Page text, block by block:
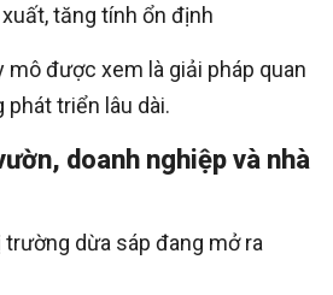
tăng tính ổn định
mô được xem là giải pháp quan
triển lâu dài.
doanh nghiệp và nhà
dừa sáp đang mở ra